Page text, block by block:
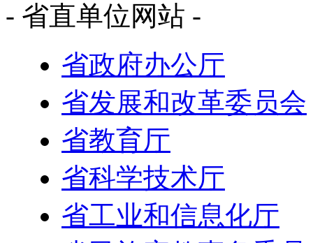
- 省直单位网站 -
省政府办公厅
省发展和改革委员会
省教育厅
省科学技术厅
省工业和信息化厅